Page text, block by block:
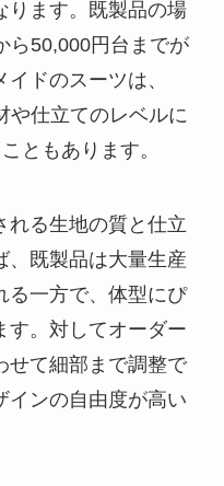
ります。既製品の場
ら50,000円台までが
ドのスーツは、
や仕立てのレベルに
ともあります。
れる生地の質と仕立
、既製品は大量生産
る一方で、体型にぴ
す。対してオーダー
せて細部まで調整で
インの自由度が高い